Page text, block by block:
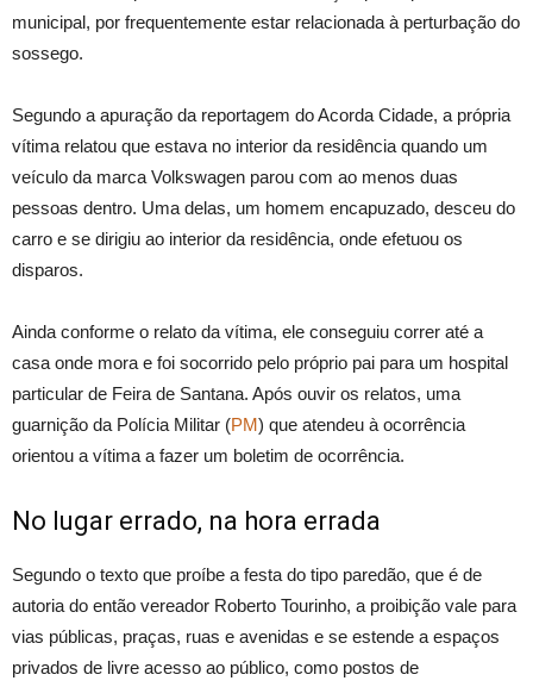
municipal, por frequentemente estar relacionada à perturbação do
sossego.
Segundo a apuração da reportagem do Acorda Cidade, a própria
vítima relatou que estava no interior da residência quando um
veículo da marca Volkswagen parou com ao menos duas
pessoas dentro. Uma delas, um homem encapuzado, desceu do
carro e se dirigiu ao interior da residência, onde efetuou os
disparos.
Ainda conforme o relato da vítima, ele conseguiu correr até a
casa onde mora e foi socorrido pelo próprio pai para um hospital
particular de Feira de Santana. Após ouvir os relatos, uma
guarnição da Polícia Militar (PM) que atendeu à ocorrência
orientou a vítima a fazer um boletim de ocorrência.
No lugar errado, na hora errada
Segundo o texto que proíbe a festa do tipo paredão, que é de
autoria do então vereador Roberto Tourinho, a proibição vale para
vias públicas, praças, ruas e avenidas e se estende a espaços
privados de livre acesso ao público, como postos de